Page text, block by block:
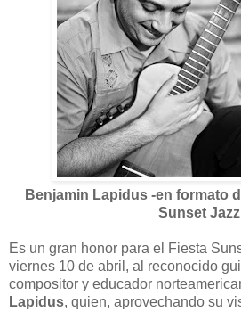
Benjamin Lapidus -en formato
Sunset Jazz
Es un gran honor para el Fiesta
viernes 10 de abril, al reconocido
compositor y educador
Lapidus, quien, aprovechando su